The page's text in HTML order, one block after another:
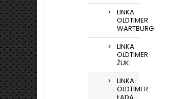
LINKA
OLDTIMER
WARTBURG
LINKA
OLDTIMER
ŻUK
LINKA
OLDTIMER